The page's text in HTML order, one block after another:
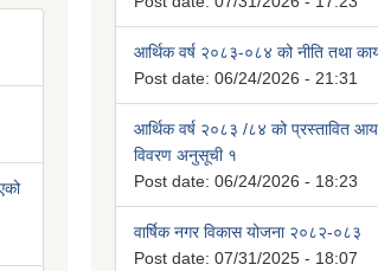
आर्थिक वर्ष २०८३-०८४ को नीति तथा
Post date: 06/24/2026 - 21:31
आर्थिक वर्ष २०८३ /८४ को प्रस्तावित
विवरण अनुसूची १
Post date: 06/24/2026 - 18:23
वार्षिक नगर विकास योजना २०८२-०८३
Post date: 07/31/2025 - 18:07